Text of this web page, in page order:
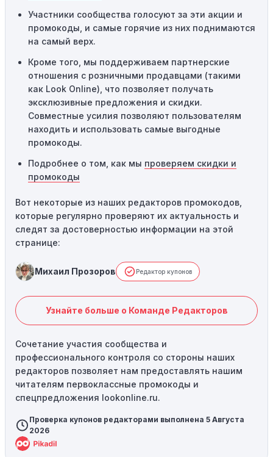
привести к неработоспособности кодов промокодов. В
таких случаях следует обратиться за помощью в
службу поддержки.
Участники сообщества голосуют за эти акции и
промокоды, и самые горячие из них поднимаются
на самый верх.
Кроме того, мы поддерживаем партнерские
отношения с розничными продавцами (такими
как Look Online), что позволяет получать
эксклюзивные предложения и скидки.
Совместные усилия позволяют пользователям
находить и использовать самые выгодные
промокоды.
Подробнее о том, как мы проверяем скидки и
промокоды
Вот некоторые из наших редакторов промокодов,
которые регулярно проверяют их актуальность и
следят за достоверностью информации на этой
странице:
Михаил Прозоров Редактор купонов
Узнайте больше о Команде Редакторов
Сочетание участия сообщества и
профессионального контроля со стороны наших
редакторов позволяет нам предоставлять нашим
читателям первоклассные промокоды и
спецпредложения lookonline.ru.
Проверка купонов редакторами выполнена 5 Августа
2026